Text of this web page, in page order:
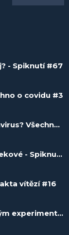
- Spiknutí #67
o covidu #3
Jak funguje nový koronavirus? Všechno o covidu #1
Fascinující vesmír Soni Pekové - Spiknutí #102
vítězí #16
Jak to bylo s Filadelsfským experimentem? Fakta vítězí #2